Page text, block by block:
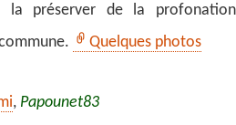
la préserver de la
Quelques photos
, Papounet83